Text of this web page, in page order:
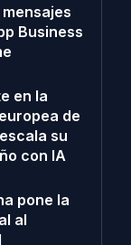
Business
en la
de
su
con IA
pone la
al